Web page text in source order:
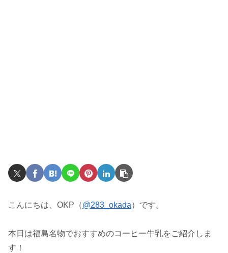
こんにちは、OKP（@283_okada）です。
本日は福島名物でおすすめのコーヒー牛乳をご紹介しま
す！